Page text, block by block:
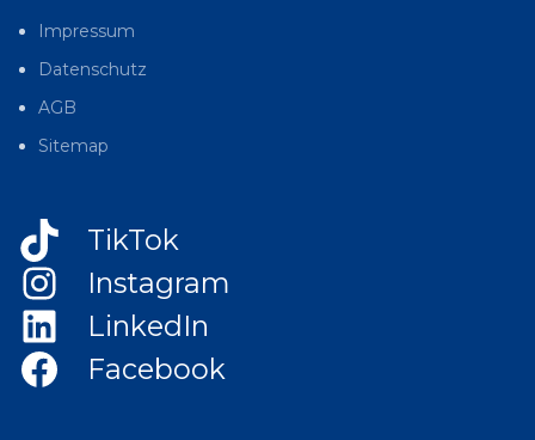
Impressum
Datenschutz
AGB
Sitemap
TikTok
Instagram
LinkedIn
Facebook